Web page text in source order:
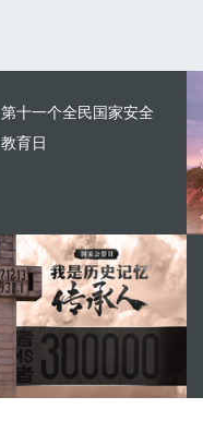
第十一个全民国家安全
教育日